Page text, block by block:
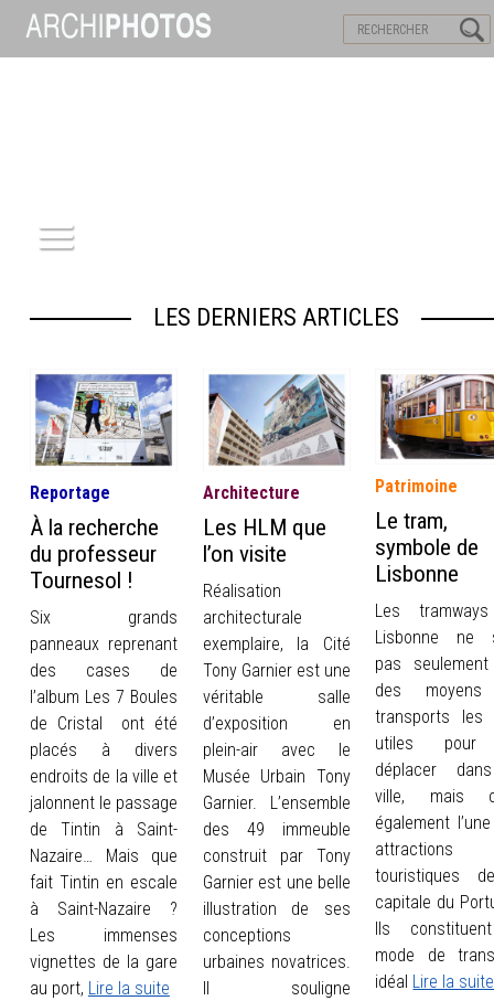
PATRIMOINE
REPORTAGE
INFOS
PORTFOLIO
CONTACT
LES DERNIERS ARTICLES
Reportage
À la recherche
du professeur
Tournesol !
Six grands
panneaux reprenant
des cases de
l’album Les 7 Boules
de Cristal ont été
placés à divers
endroits de la ville et
jalonnent le passage
de Tintin à Saint-
Nazaire… Mais que
fait Tintin en escale
à Saint-Nazaire ?
Les immenses
vignettes de la gare
au port, Lire la suite
Architecture
Les HLM que
l’on visite
Réalisation
architecturale
exemplaire, la Cité
Tony Garnier est une
véritable salle
d’exposition en
plein-air avec le
Musée Urbain Tony
Garnier. L’ensemble
des 49 immeuble
construit par Tony
Garnier est une belle
illustration de ses
conceptions
urbaines novatrices.
Il souligne
Patrimoine
Le tram,
symbole de
Lisbonne
Les
Lisbonne ne
pas seulement
des
transports les
utiles
déplacer
ville, mais
également
attractions
touristiques
capitale du
Ils
mode de
idéal Lire la suite